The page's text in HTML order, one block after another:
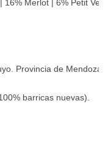
Merlot | 6% Petit
Provincia de Mendoza,
barricas nuevas).